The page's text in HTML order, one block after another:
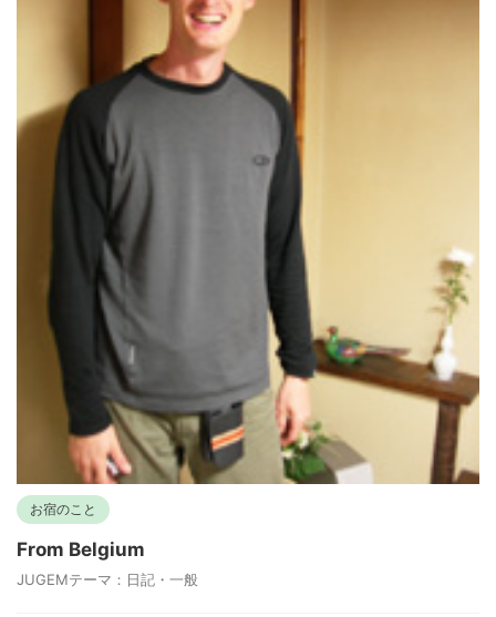
お宿のこと
From Belgium
JUGEMテーマ：日記・一般